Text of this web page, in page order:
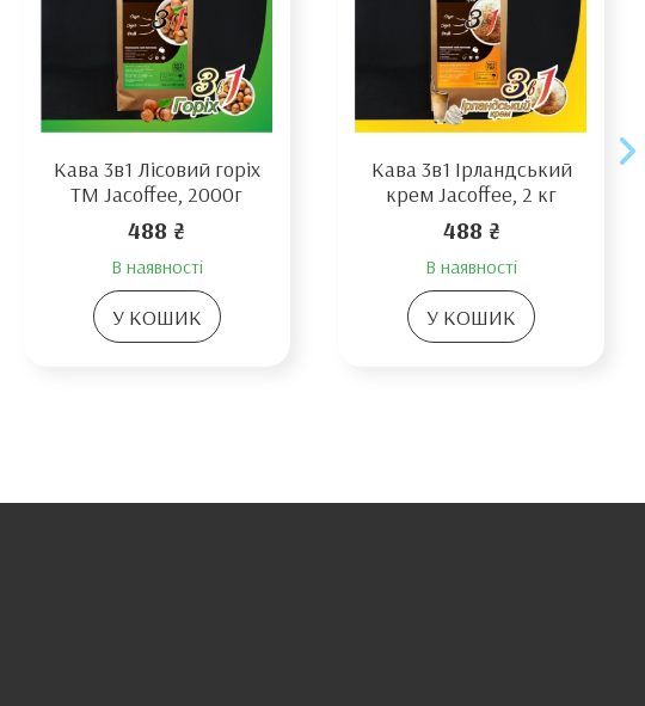
Кава 3в1 Лісовий горіх
TM Jacoffee, 2000г
488 ₴
В наявності
У КОШИК
Кава 3в1 Ірландський
крем Jacoffee, 2 кг
488 ₴
В наявності
У КОШИК